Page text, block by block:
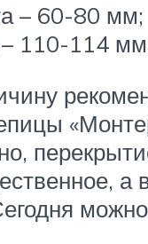
– 60-80 мм;
110-114
а